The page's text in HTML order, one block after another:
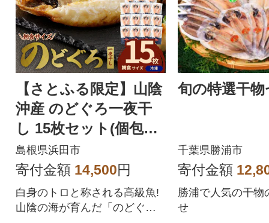
【さとふる限定】山陰
沖産 のどぐろ一夜干
し 15枚セット(個包装)
焼き方付き
島根県浜田市
寄付金額 14,500円
白身のトロと称される高級魚!
山陰の海が育んだ「のどぐ
旬の特選干
千葉県勝浦市
寄付金額
勝浦で人気の干物
せ